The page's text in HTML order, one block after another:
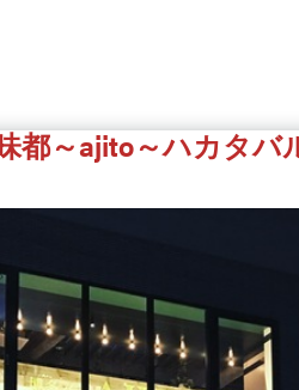
都～ajito～ハカタバ